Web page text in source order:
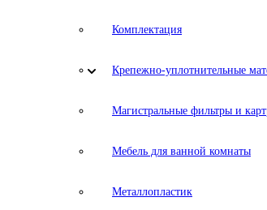
Комплектация
Крепежно-уплотнительные
Магистральные фильтры и
Мебель для ванной комнаты
Металлопластик